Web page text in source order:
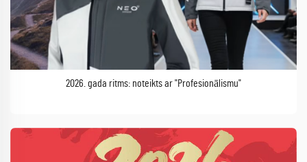
2026. gada ritms: noteikts ar "Profesionālismu"